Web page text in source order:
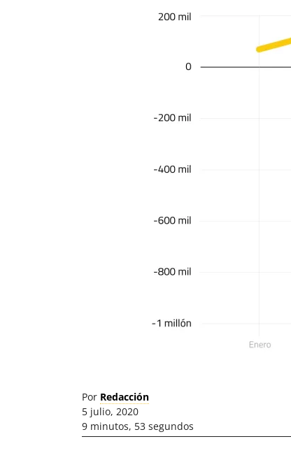
Por Redacción
5 julio, 2020
9 minutos, 53 segundos